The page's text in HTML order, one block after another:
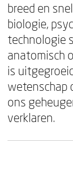
breed en
biologie,
technologie
anatomisch
is
wetenschap
ons
verklaren.